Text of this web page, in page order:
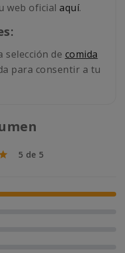
web oficial aquí.
selección de comida
para consentir a tu
5 de 5